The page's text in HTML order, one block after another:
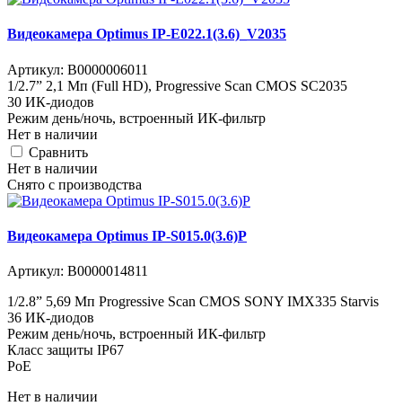
Видеокамера Optimus IP-E022.1(3.6)_V2035
Артикул: В0000006011
1/2.7” 2,1 Мп (Full HD), Progressive Scan CMOS SC2035
30 ИК-диодов
Режим день/ночь, встроенный ИК-фильтр
Нет в наличии
Cравнить
Нет в наличии
Снято с производства
Видеокамера Optimus IP-S015.0(3.6)P
Артикул: В0000014811
1/2.8” 5,69 Мп Progressive Scan CMOS SONY IMX335 Starvis
36 ИК-диодов
Режим день/ночь, встроенный ИК-фильтр
Класс защиты IР67
PoE
Нет в наличии